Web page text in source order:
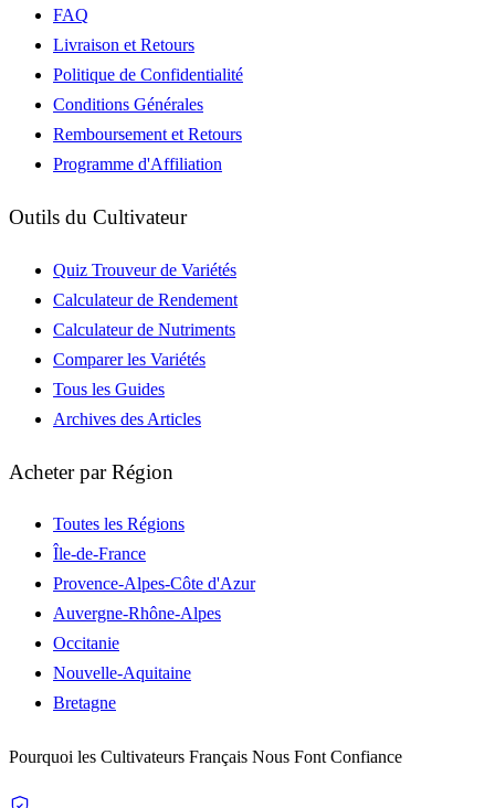
FAQ
Livraison et Retours
Politique de Confidentialité
Conditions Générales
Remboursement et Retours
Programme d'Affiliation
Outils du Cultivateur
Quiz Trouveur de Variétés
Calculateur de Rendement
Calculateur de Nutriments
Comparer les Variétés
Tous les Guides
Archives des Articles
Acheter par Région
Toutes les Régions
Île-de-France
Provence-Alpes-Côte d'Azur
Auvergne-Rhône-Alpes
Occitanie
Nouvelle-Aquitaine
Bretagne
Pourquoi les Cultivateurs Français Nous Font Confiance